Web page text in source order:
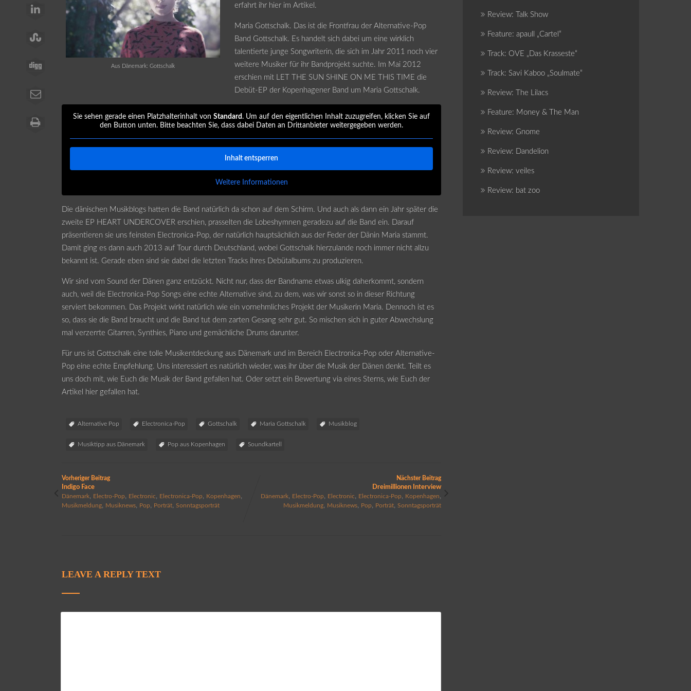
Aus Dänemark: Gottschalk
erfahrt ihr hier im Artikel.
Maria Gottschalk. Das ist die Frontfrau der Alternative-Pop
Band Gottschalk. Es handelt sich dabei um eine wirklich
talentierte junge Songwriterin, die sich im Jahr 2011 noch vier
weitere Musiker für ihr Bandprojekt suchte. Im Mai 2012
erschien mit LET THE SUN SHINE ON ME THIS TIME die
Debüt-EP der Kopenhagener Band um Maria Gottschalk.
Sie sehen gerade einen Platzhalterinhalt vonStandard . Um auf den eigentlichen Inhalt zuzugreifen, klicken Sie auf
den Button unten. Bitte beachten Sie, dass dabei Daten an Drittanbieter weitergegeben werden.
Inhalt entsperren
Weitere Informationen
Die dänischen Musikblogs hatten die Band natürlich da schon auf dem Schirm. Und auch als dann ein Jahr später die
zweite EP HEART UNDERCOVER erschien, prasselten die Lobeshymnen geradezu auf die Band ein. Darauf
präsentieren sie uns feinsten Electronica-Pop, der natürlich hauptsächlich aus der Feder der Dänin Maria stammt.
Damit ging es dann auch 2013 auf Tour durch Deutschland, wobei Gottschalk hierzulande noch immer nicht allzu
bekannt ist. Gerade eben sind sie dabei die letzten Tracks ihres Debütalbums zu produzieren.
Wir sind vom Sound der Dänen ganz entzückt. Nicht nur, dass der Bandname etwas ulkig daherkommt, sondern
auch, weil die Electronica-Pop Songs eine echte Alternative sind, zu dem, was wir sonst so in dieser Richtung
serviert bekommen. Das Projekt wirkt natürlich wie ein vornehmliches Projekt der Musikerin Maria. Dennoch ist es
so, dass sie die Band braucht und die Band tut dem zarten Gesang sehr gut. So mischen sich in guter Abwechslung
mal verzerrte Gitarren, Synthies, Piano und gemächliche Drums darunter.
Für uns ist Gottschalk eine tolle Musikentdeckung aus Dänemark und im Bereich Electronica-Pop oder Alternative-
Pop eine echte Empfehlung. Uns interessiert es natürlich wieder, was ihr über die Musik der Dänen denkt. Teilt es
uns doch mit, wie Euch die Musik der Band gefallen hat. Oder setzt ein Bewertung via eines Sterns, wie Euch der
Artikel hier gefallen hat.
Alternative Pop Electronica-Pop Gottschalk Maria Gottschalk Musikblog
Musiktipp aus Dänemark Pop aus Kopenhagen Soundkartell
Vorheriger Beitrag
Indigo Face
Dänemark Electro-Pop Electronic Electronica-Pop Kopenhagen
Musikmeldung Musiknews Pop Porträt ,Sonntagsporträt
Nächster Beitrag
Dreimillionen Interview
Dänemark Electro-Pop Electronic Electronica-Pop Kopenhagen
Musikmeldung Musiknews Pop Porträt ,Sonntagsporträt
LEAVE A REPLY TEXT
Review: Talk Show
Feature: apaull „Cartel“
Track: OVE „Das Krasseste“
Track: Savi Kaboo „Soulmate“
Review: The Lilacs
Feature: Money & The Man
Review: Gnome
Review: Dandelion
Review: veiles
Review: bat zoo